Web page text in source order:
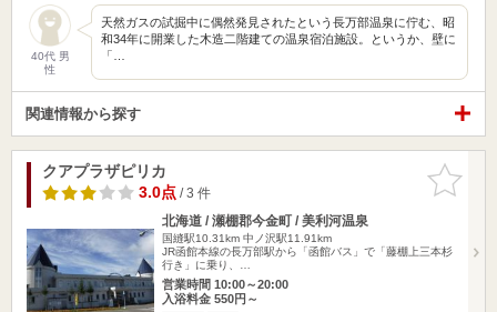
40代 男
性
天然ガスの試掘中に偶然発見されたという長万部温泉に佇む、昭
和34年に開業した木造二階建ての温泉宿泊施設。というか、壁に
「…
関連情報から探す
お気に入
りに追加
クアプラザピリカ
3.0点/ 3 件
北海道 / 瀬棚郡今金町 / 美利河温泉
国縫駅10.31km 中ノ沢駅11.91km
JR函館本線の長万部駅から「函館バス」で「藤棚上三本杉
行き」に乗り、…
営業時間 10:00～20:00
入浴料金 550円～